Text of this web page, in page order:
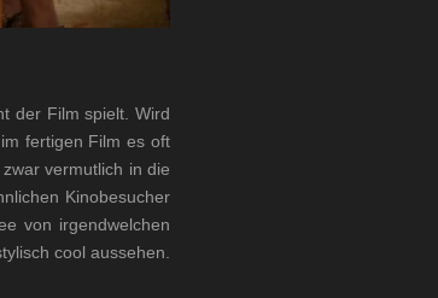
der Film spielt. Wird
fertigen Film es oft
vermutlich in die
Kinobesucher
von irgendwelchen
cool aussehen.